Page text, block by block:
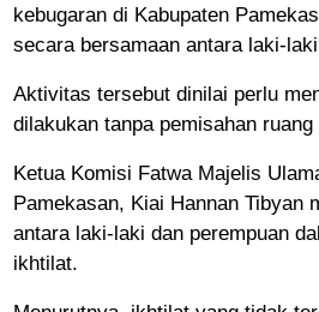
kebugaran di Kabupaten
secara bersamaan antara laki-
Aktivitas tersebut dinilai perlu
dilakukan tanpa pemisahan
Ketua Komisi Fatwa Majelis
Pamekasan, Kiai Hannan Tibyan
antara laki-laki dan perempuan
ikhtilat.